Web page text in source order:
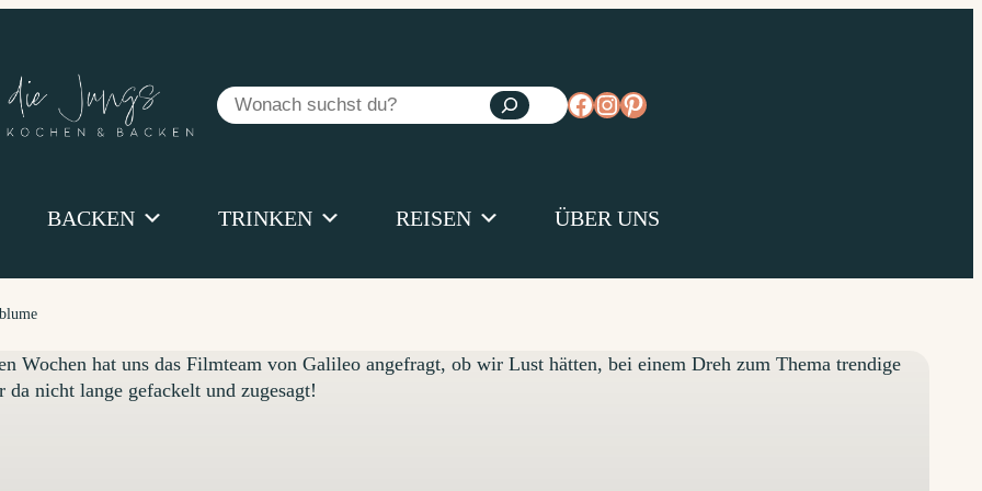
Suchen
https://www.facebook.com/
https://www.instagram.com/
https://www.pinterest.de/diejungs/
BACKEN TRINKEN REISEN ÜBER UNS